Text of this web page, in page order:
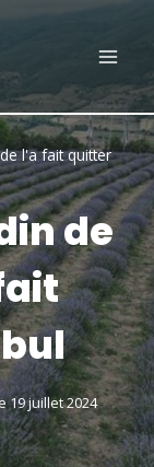
l'a fait quitter
de
19 juillet 2024